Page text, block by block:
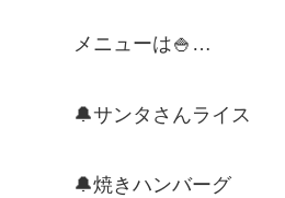
メニューは🍚…
🔔サンタさんライス
🔔焼きハンバーグ